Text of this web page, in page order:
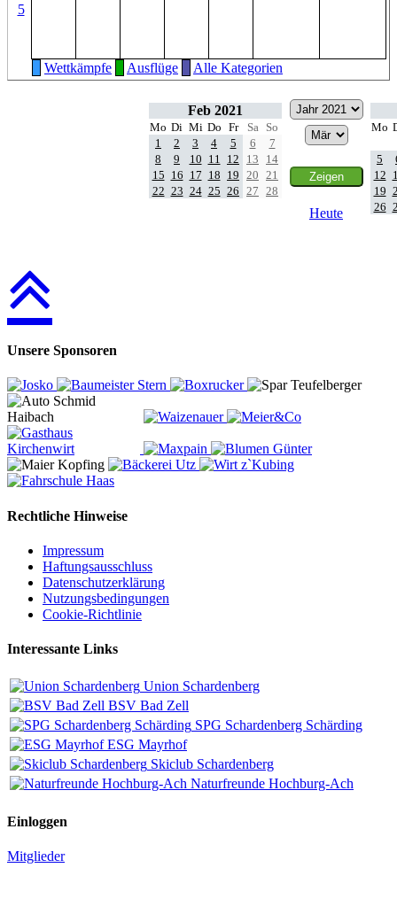
5
Wettkämpfe Ausflüge Alle Kategorien
Feb 2021
Mo Di Mi Do Fr Sa
So
1
2 3 4 5 6
7
8
9 10 11 12 13
14
15 16 17 18 19 20
21
22 23 24 25 26 27 28
Heute
Mo
5
12
19
26
Unsere Sponsoren
Rechtliche Hinweise
Impressum
Haftungsausschluss
Datenschutzerklärung
Nutzungsbedingungen
Cookie-Richtlinie
Interessante Links
Union Schardenberg
BSV Bad Zell
SPG Schardenberg Schärding
ESG Mayrhof
Skiclub Schardenberg
Naturfreunde Hochburg-Ach
Einloggen
Mitglieder